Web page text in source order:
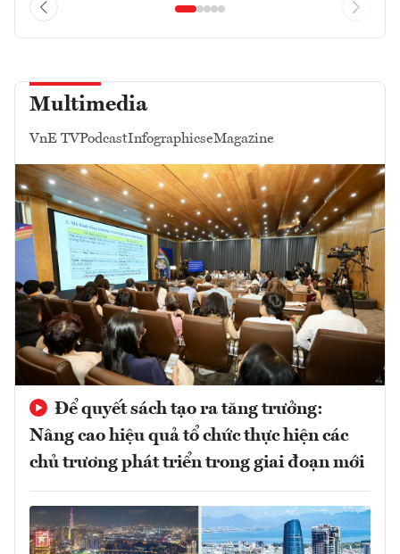
Multimedia
VnE TVPodcastInfographicseMagazine
Để quyết sách tạo ra tăng trưởng:
Nâng cao hiệu quả tổ chức thực hiện các
chủ trương phát triển trong giai đoạn mới